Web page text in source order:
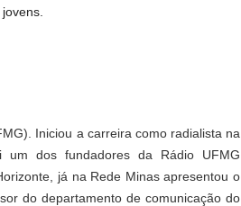
Iniciou a carreira como radialista na
um dos fundadores da Rádio UFMG
já na Rede Minas apresentou o
do departamento de comunicação do